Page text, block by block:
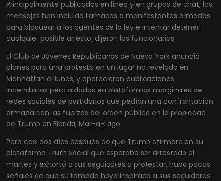
Principalmente publicados en línea y en grupos de chat, los
mensajes han incluido llamados a manifestantes armados
para bloquear a los agentes de la ley e intentar detener
cualquier posible arresto, dijeron los funcionarios.
El Club de Jóvenes Republicanos de Nueva York anunció
planes para una protesta en un lugar no revelado en
Manhattan el lunes, y aparecieron publicaciones
incendiarias pero aisladas en plataformas marginales de
redes sociales de partidarios que pedían una confrontación
armada con las fuerzas del orden público en la propiedad
de Trump en Florida, Mar-a-Lago.
Pero casi dos días después de que Trump afirmara en su
plataforma Truth Social que esperaba ser arrestado el
martes y exhortó a sus seguidores a protestar, hubo pocas
señales de que su llamado haya inspirado a sus seguidores